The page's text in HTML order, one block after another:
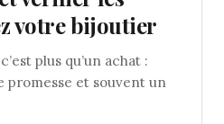
votre bijoutier
plus qu’un achat :
promesse et souvent un